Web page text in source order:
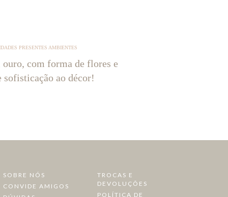
PRESENTES AMBIENTES
ouro, com forma de flores e
sofisticação ao décor!
SOBRE NÓS
CONVIDE AMIGOS
TROCAS E
DEVOLUÇÕES
POLÍTICA DE